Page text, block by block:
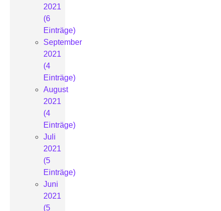
2021
(6
Einträge)
September
2021
(4
Einträge)
August
2021
(4
Einträge)
Juli
2021
(5
Einträge)
Juni
2021
(5